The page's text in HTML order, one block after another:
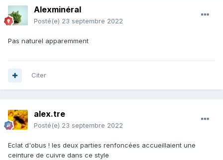
Alexminéral
Posté(e) 23 septembre 2022
Pas naturel apparemment
Citer
alex.tre
Posté(e) 23 septembre 2022
Eclat d'obus ! les deux parties renfoncées accueillaient une
ceinture de cuivre dans ce style